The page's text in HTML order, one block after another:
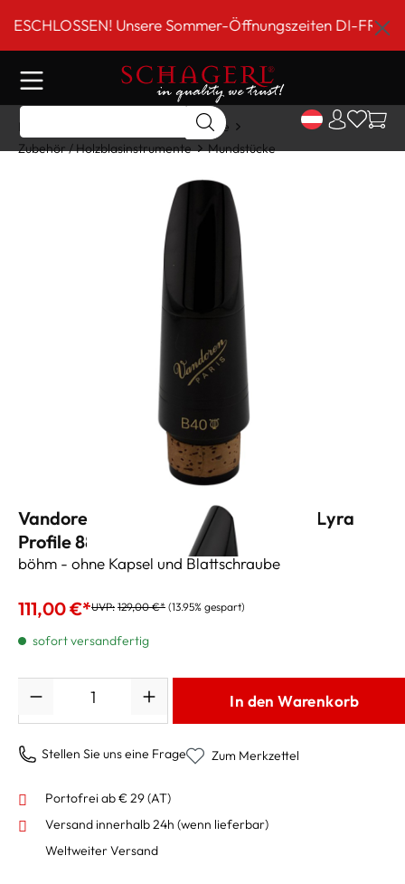
springenUnsere Sommer-Öffnungszeiten DI-FR 9 bis
Home
Holzblasinstrumente
Zubehör / Holzblasinstrumente
Mundstücke
Vandoren B-Klarinettenmundstück "Lyra
Profile 88" B40 (.046")
böhm - ohne Kapsel und Blattschraube
111,00 €*UVP: 129,00 €* (13.95% gespart)
sofort versandfertig
In den Warenkorb
Stellen Sie uns eine Frage Zum Merkzettel
Portofrei ab € 29 (AT)
Versand innerhalb 24h (wenn lieferbar)
Weltweiter Versand